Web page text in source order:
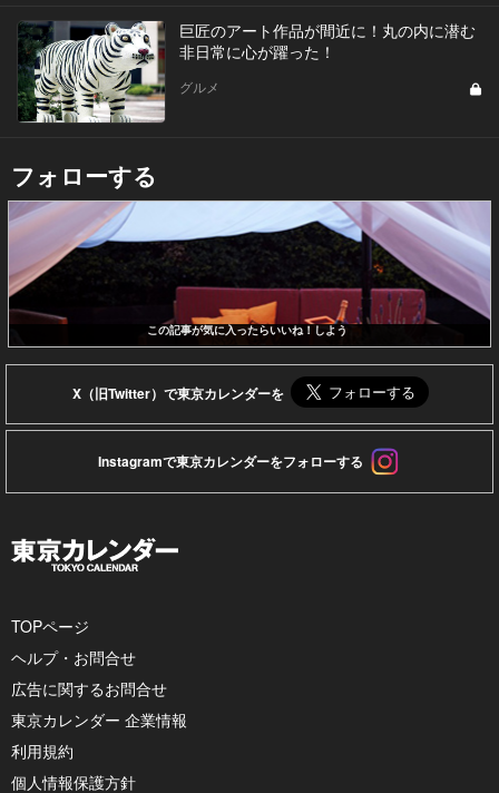
巨匠のアート作品が間近に！丸の内に潜む
非日常に心が躍った！
グルメ
フォローする
この記事が気に入ったらいいね！しよう
X（旧Twitter）で東京カレンダーを
Instagramで東京カレンダーをフォローする
TOPページ
ヘルプ・お問合せ
広告に関するお問合せ
東京カレンダー 企業情報
利用規約
個人情報保護方針